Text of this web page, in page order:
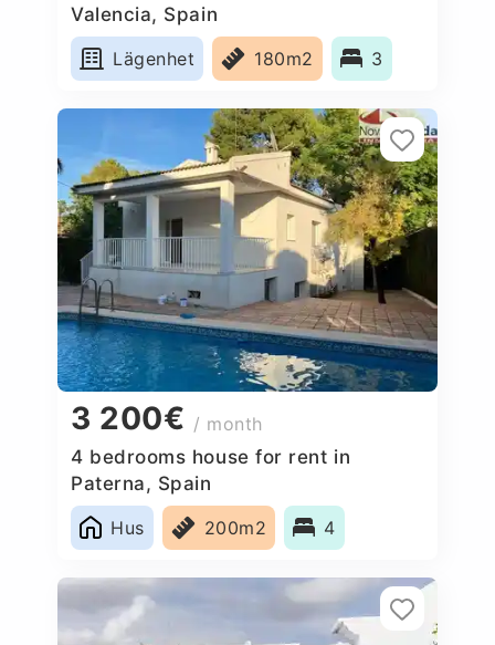
Valencia, Spain
Lägenhet
180m2 3
3 200€ / month
4 bedrooms house for rent in
Paterna, Spain
Hus
200m2 4